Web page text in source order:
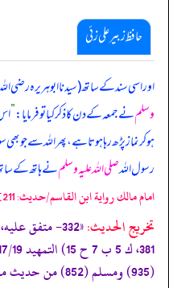
حافظ زبیر علی زئی
اور اسی سند کے ساتھ (سیدنا ابوہریرہ
وسلمنے جمعہ کے دن کا ذکر کیا تو فرمایا:”
ہو کر نماز پڑھ رہا ہوتا ہے، پھر اللہ سے جو
رسول اللہصلی اللہ علیہ وسلمنے ہاتھ کے
امام مالك رواية ابن القاسم/حدیث: 211]
تخریج الحدیث:
(935) ومسلم (852) من حديث مالك به.»